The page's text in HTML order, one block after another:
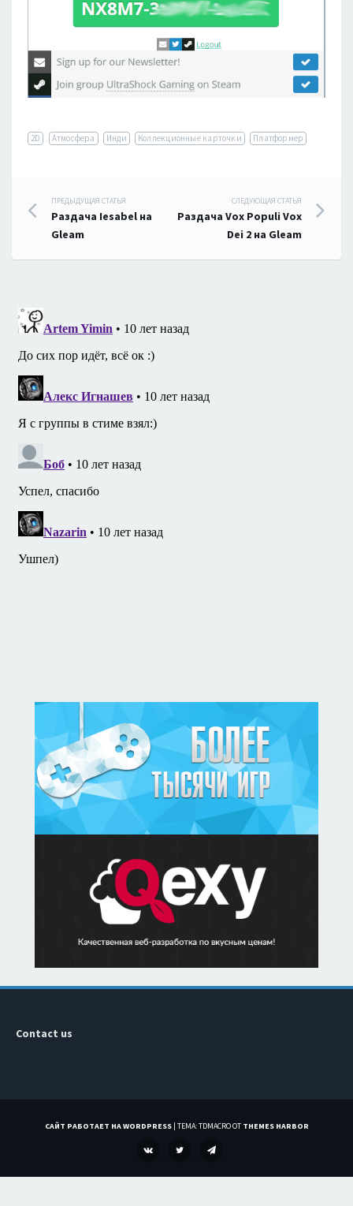
2D Атмосфера Инди Коллекционные карточки Платформер
Навигация
по
записям
ПРЕДЫДУЩАЯ СТАТЬЯ
Раздача Iesabel на
Gleam
СЛЕДУЮЩАЯ СТАТЬЯ
Раздача Vox Populi Vox
Dei 2 на Gleam
Contact us
САЙТ РАБОТАЕТ НА WORDPRESS | ТЕМА: TDMACRO ОТ THEMES HARBOR
TWITTER